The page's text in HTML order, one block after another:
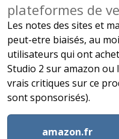
plateformes de
Les notes des sites et
peut-etre biaisés, au
utilisateurs qui ont
Studio 2 sur amazon ou
vrais critiques sur ce
sont sponsorisés).
amazon.fr